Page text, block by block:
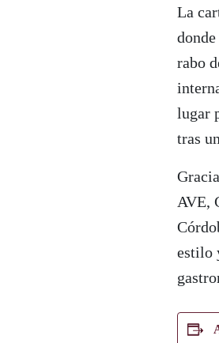
La
rabo
lugar
tras
AVE,
estilo